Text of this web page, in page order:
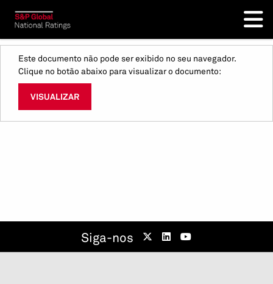
Este documento não pode ser exibido no seu navegador.
Clique no botão abaixo para visualizar o documento:
VISUALIZAR
Siga-nos